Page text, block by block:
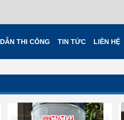
THI CÔNG TIN TỨC LIÊN HỆ